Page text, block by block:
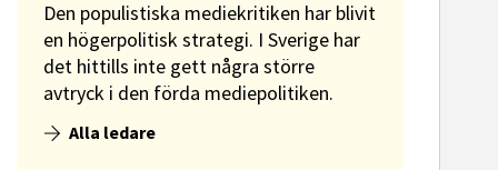
Den populistiska mediekritiken har blivit
en högerpolitisk strategi. I Sverige har
det hittills inte gett några större
avtryck i den förda mediepolitiken.
Alla ledare